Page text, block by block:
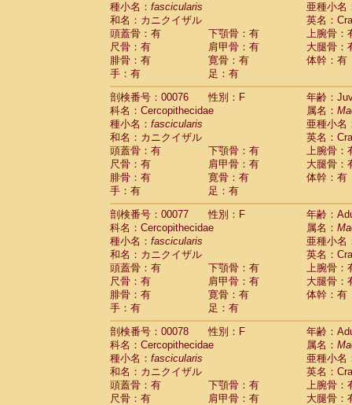
種小名： fascicularis
亜種小名
和名：カニクイザル
英名：
頭蓋骨：有
下顎骨：有
上腕骨：
尺骨：有
肩甲骨：有
大腿骨：
腓骨：有
寛骨：有
体幹：有
手：有
足：有
剖検番号：00076
性別：F
年齢：
科名：Cercopithecidae
属名：
種小名： fascicularis
亜種小名
和名：カニクイザル
英名：
頭蓋骨：有
下顎骨：有
上腕骨：
尺骨：有
肩甲骨：有
大腿骨：
腓骨：有
寛骨：有
体幹：有
手：有
足：有
剖検番号：00077
性別：F
年齢：
科名：Cercopithecidae
属名：
種小名： fascicularis
亜種小名
和名：カニクイザル
英名：
頭蓋骨：有
下顎骨：有
上腕骨：
尺骨：有
肩甲骨：有
大腿骨：
腓骨：有
寛骨：有
体幹：有
手：有
足：有
剖検番号：00078
性別：F
年齢：
科名：Cercopithecidae
属名：
種小名： fascicularis
亜種小名
和名：カニクイザル
英名：
頭蓋骨：有
下顎骨：有
上腕骨：
尺骨：有
肩甲骨：有
大腿骨：